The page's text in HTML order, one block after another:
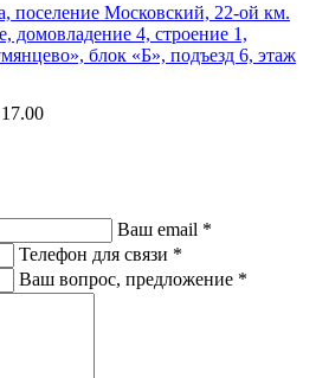
поселение Московский, 22-ой км.
домовладение 4, строение 1,
блок «Б», подъезд 6, этаж
Ваш email *
Телефон для связи *
Ваш вопрос, предложение *